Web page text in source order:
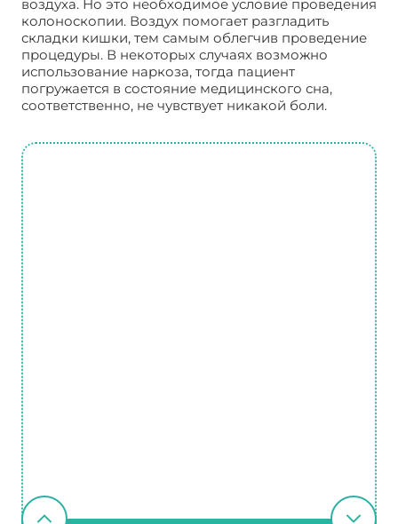
воздуха. Но это необходимое условие проведения
колоноскопии. Воздух помогает разгладить
складки кишки, тем самым облегчив проведение
процедуры. В некоторых случаях возможно
использование наркоза, тогда пациент
погружается в состояние медицинского сна,
соответственно, не чувствует никакой боли.